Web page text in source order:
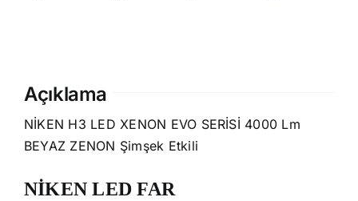
Açıklama
NİKEN H3 LED XENON EVO SERİSİ 4000 Lm
BEYAZ ZENON Şimşek Etkili
NİKEN LED FAR